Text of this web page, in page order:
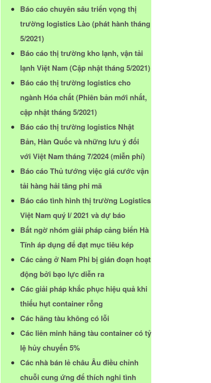
Báo cáo chuyên sâu triển vọng thị
trường logistics Lào (phát hành tháng
5/2021)
Báo cáo thị trường kho lạnh, vận tải
lạnh Việt Nam (Cập nhật tháng 5/2021)
Báo cáo thị trường logistics cho
ngành Hóa chất (Phiên bản mới nhất,
cập nhật tháng 5/2021)
Báo cáo thị trường logistics Nhật
Bản, Hàn Quốc và những lưu ý đối
với Việt Nam tháng 7/2024 (miễn phí)
Báo cáo Thủ tướng việc giá cước vận
tải hàng hải tăng phi mã
Báo cáo tình hình thị trường Logistics
Việt Nam quý I/ 2021 và dự báo
Bất ngờ nhóm giải pháp cảng biển Hà
Tĩnh áp dụng để đạt mục tiêu kép
Các cảng ở Nam Phi bị gián đoạn hoạt
động bởi bạo lực diễn ra
Các giải pháp khắc phục hiệu quả khi
thiếu hụt container rỗng
Các hãng tàu không có lỗi
Các liên minh hãng tàu container có tỷ
lệ hủy chuyến 5%
Các nhà bán lẻ châu Âu điều chỉnh
chuỗi cung ứng để thích nghi tình